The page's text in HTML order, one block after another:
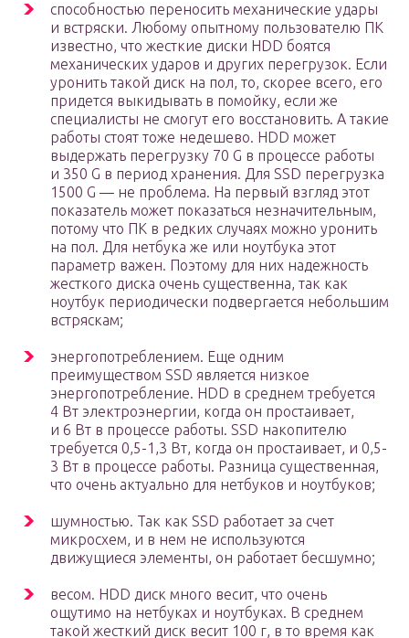
способностью переносить механические удары
и встряски. Любому опытному пользователю ПК
известно, что жесткие диски HDD боятся
механических ударов и других перегрузок. Если
уронить такой диск на пол, то, скорее всего, его
придется выкидывать в помойку, если же
специалисты не смогут его восстановить. А такие
работы стоят тоже недешево. HDD может
выдержать перегрузку 70 G в процессе работы
и 350 G в период хранения. Для SSD перегрузка
1500 G — не проблема. На первый взгляд этот
показатель может показаться незначительным,
потому что ПК в редких случаях можно уронить
на пол. Для нетбука же или ноутбука этот
параметр важен. Поэтому для них надежность
жесткого диска очень существенна, так как
ноутбук периодически подвергается небольшим
встряскам;
энергопотреблением. Еще одним
преимуществом SSD является низкое
энергопотребление. HDD в среднем требуется
4 Вт электроэнергии, когда он простаивает,
и 6 Вт в процессе работы. SSD накопителю
требуется 0,5-1,3 Вт, когда он простаивает, и 0,5-
3 Вт в процессе работы. Разница существенная,
что очень актуально для нетбуков и ноутбуков;
шумностью. Так как SSD работает за счет
микросхем, и в нем не используются
движущиеся элементы, он работает бесшумно;
весом. HDD диск много весит, что очень
ощутимо на нетбуках и ноутбуках. В среднем
такой жесткий диск весит 100 г, в то время как